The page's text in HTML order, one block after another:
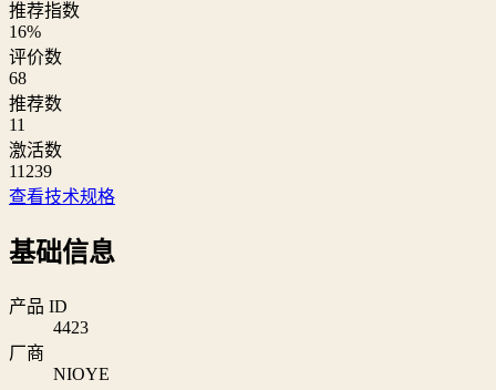
推荐指数
16%
评价数
68
推荐数
11
激活数
11239
查看技术规格
基础信息
产品 ID
4423
厂商
NIOYE